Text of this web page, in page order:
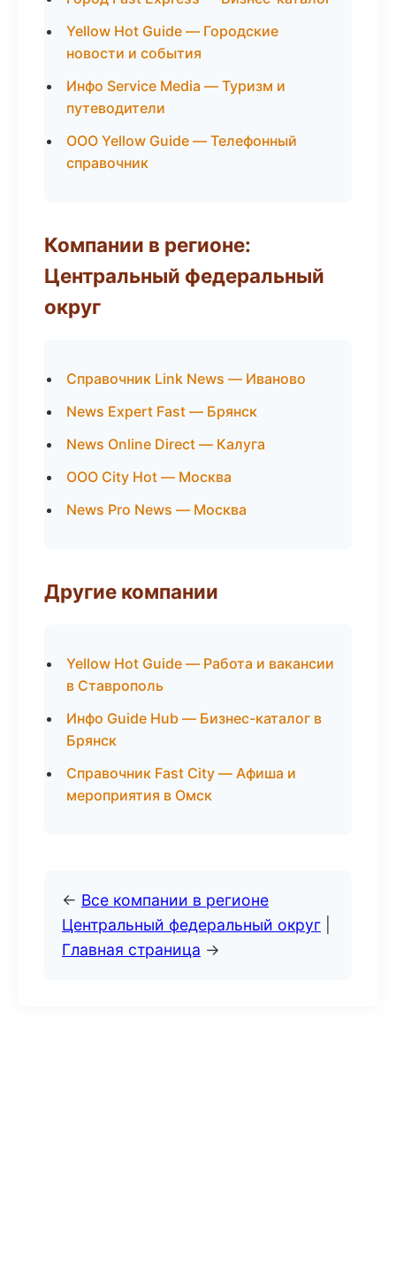
Yellow Hot Guide — Городские
новости и события
Инфо Service Media — Туризм и
путеводители
ООО Yellow Guide — Телефонный
справочник
Компании в регионе:
Центральный федеральный
округ
Справочник Link News — Иваново
News Expert Fast — Брянск
News Online Direct — Калуга
ООО City Hot — Москва
News Pro News — Москва
Другие компании
Yellow Hot Guide — Работа и вакансии
в Ставрополь
Инфо Guide Hub — Бизнес-каталог в
Брянск
Справочник Fast City — Афиша и
мероприятия в Омск
← Все компании в регионе
Центральный федеральный округ
Главная страница →